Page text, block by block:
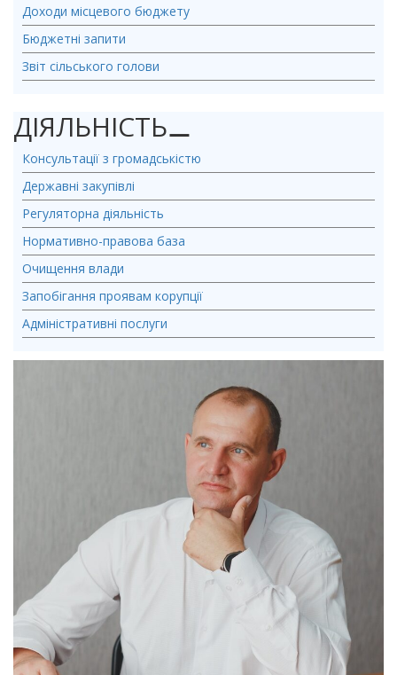
Доходи місцевого бюджету
Бюджетні запити
Звіт сільського голови
ДІЯЛЬНІСТЬ⚊
Консультації з громадськістю
Державні закупівлі
Регуляторна діяльність
Нормативно-правова база
Очищення влади
Запобігання проявам корупції
Адміністративні послуги